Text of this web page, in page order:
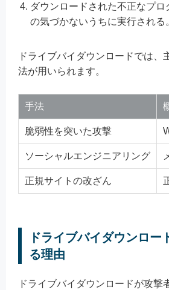
ダウンロードされた不正なプ
の気づかないうちに実行される
ドライブバイダウンロードでは、
法が用いられます。
手法
脆弱性を突いた攻撃
ソーシャルエンジニアリング
正規サイトの改ざん
ドライブバイダウンロー
る理由
ドライブバイダウンロードが攻撃